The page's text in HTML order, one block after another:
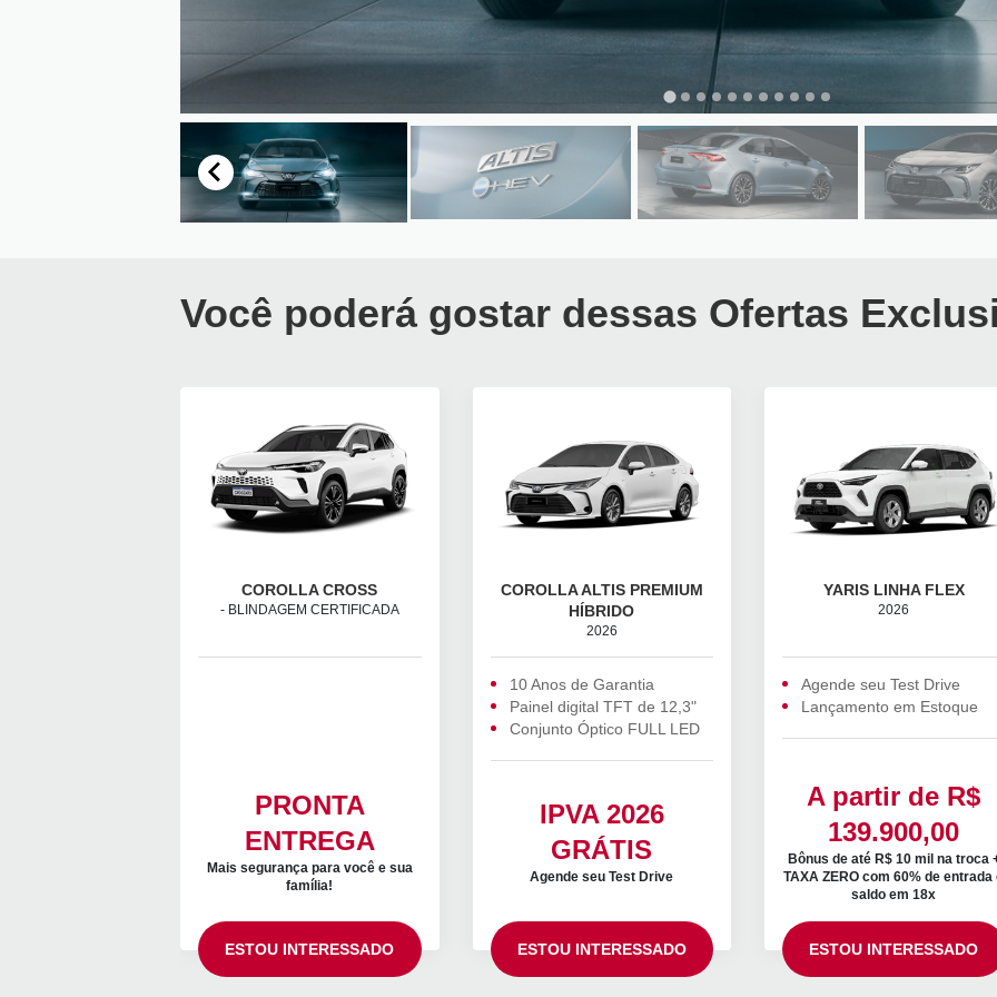
Você poderá gostar dessas Ofertas
COROLLA CROSS
- BLINDAGEM CERTIFICADA
PRONTA
ENTREGA
Mais segurança para você e sua
família!
ESTOU INTERESSADO
COROLLA ALTIS PREMIUM
HÍBRIDO
ㅤ2026
10 Anos de Garantia
Painel digital TFT de 12,3"
Conjunto Óptico FULL LED
IPVA 2026
GRÁTIS
Agende seu Test Drive
ESTOU INTERESSADO
YARIS LINHA FLEX
ㅤ2026
Agende seu Test Drive
Lançamento em Estoque
A partir de R$
139.900,00
Bônus de até R$ 10 mil na troca
TAXA ZERO com 60% de entrada
saldo em 18x
ESTOU INTERESSADO